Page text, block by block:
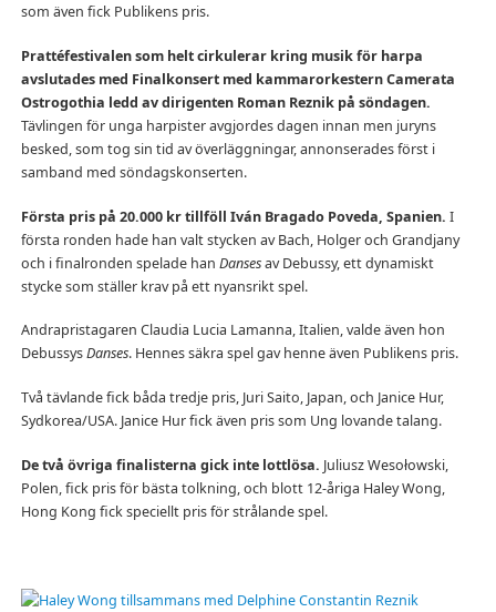
som även fick Publikens pris.
Prattéfestivalen som helt cirkulerar kring musik för harpa
avslutades med Finalkonsert med kammarorkestern Camerata
Ostrogothia ledd av dirigenten Roman Reznik på söndagen.
Tävlingen för unga harpister avgjordes dagen innan men juryns
besked, som tog sin tid av överläggningar, annonserades först i
samband med söndagskonserten.
Första pris på 20.000 kr tillföll Iván Bragado Poveda, Spanien. I
första ronden hade han valt stycken av Bach, Holger och Grandjany
och i finalronden spelade han Dansesav Debussy, ett dynamiskt
stycke som ställer krav på ett nyansrikt spel.
Andrapristagaren Claudia Lucia Lamanna, Italien, valde även hon
DebussysDanses. Hennes säkra spel gav henne även Publikens pris.
Två tävlande fick båda tredje pris, Juri Saito, Japan, och Janice Hur,
Sydkorea/USA. Janice Hur fick även pris som Ung lovande talang.
De två övriga finalisterna gick inte lottlösa. Juliusz Wesołowski,
Polen, fick pris för bästa tolkning, och blott 12-åriga Haley Wong,
Hong Kong fick speciellt pris för strålande spel.